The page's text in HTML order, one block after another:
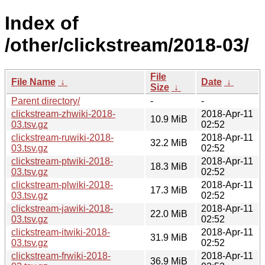
Index of
/other/clickstream/2018-03/
File Name ↓
File
Size ↓
Date ↓
Parent directory/
-
-
clickstream-zhwiki-2018-
03.tsv.gz
10.9 MiB
2018-Apr-11
02:52
clickstream-ruwiki-2018-
03.tsv.gz
32.2 MiB
2018-Apr-11
02:52
clickstream-ptwiki-2018-
03.tsv.gz
18.3 MiB
2018-Apr-11
02:52
clickstream-plwiki-2018-
03.tsv.gz
17.3 MiB
2018-Apr-11
02:52
clickstream-jawiki-2018-
03.tsv.gz
22.0 MiB
2018-Apr-11
02:52
clickstream-itwiki-2018-
03.tsv.gz
31.9 MiB
2018-Apr-11
02:52
clickstream-frwiki-2018-
36.9 MiB
2018-Apr-11